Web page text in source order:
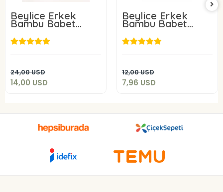
Beylice Erkek
Bambu Babet
Çorap 6 Adet
24,00 USD
14,00 USD
14,00 USD
Beylice Erkek
Bambu Babet
Çorap 3 Adet
12,00 USD
7,96 USD
7,96 USD